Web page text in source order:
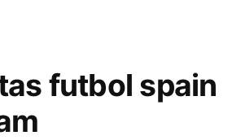
futbol spain